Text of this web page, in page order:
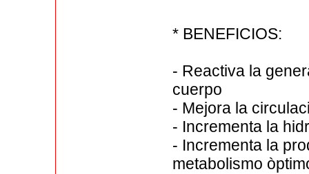
* BENEFICIOS:
- Reactiva la
cuerpo
- Mejora la
- Incrementa la
- Incrementa la
metabolismo